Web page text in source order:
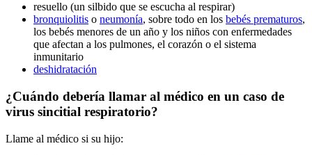
resuello (un silbido que se escucha al respirar)
bronquiolitis o neumonía, sobre todo en los bebés prematuros,
los bebés menores de un año y los niños con enfermedades
que afectan a los pulmones, el corazón o el sistema
inmunitario
deshidratación
¿Cuándo debería llamar al médico en un caso de
virus sincitial respiratorio?
Llame al médico si su hijo: